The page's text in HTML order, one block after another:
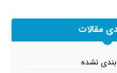
مقالات
نشده